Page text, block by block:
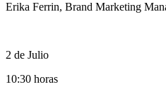
Erika Ferrin, Brand Marketing
2 de Julio
10:30 horas